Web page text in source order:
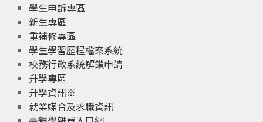
學生申訴專區
新生專區
重補修專區
學生學習歷程檔案系統
校務行政系統解鎖申請
升學專區
升學資訊※
就業媒合及求職資訊